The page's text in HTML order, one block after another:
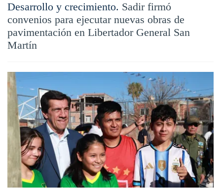
Desarrollo y crecimiento. Sadir firmó
convenios para ejecutar nuevas obras de
pavimentación en Libertador General San
Martín